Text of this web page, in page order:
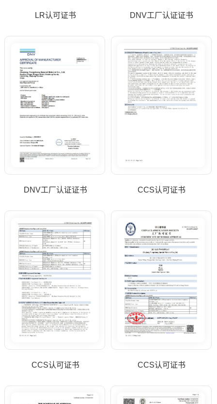
LR认可证书 DNV工厂认证证书
DNV工厂认证证书 CCS认可证书
CCS认可证书 CCS认可证书